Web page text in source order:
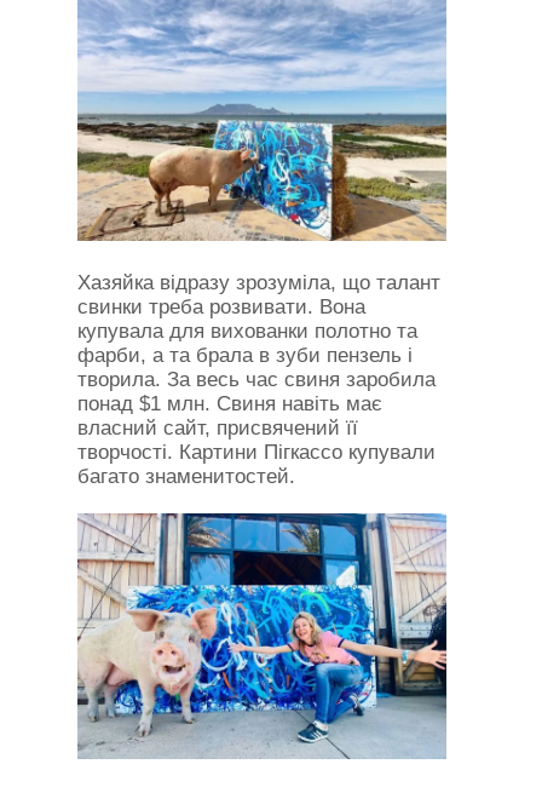
Хазяйка відразу зрозуміла, що талант
свинки треба розвивати. Вона
купувала для вихованки полотно та
фарби, а та брала в зуби пензель і
творила. За весь час свиня заробила
понад $1 млн. Свиня навіть має
власний сайт, присвячений її
творчості. Картини Пігкассо купували
багато знаменитостей.